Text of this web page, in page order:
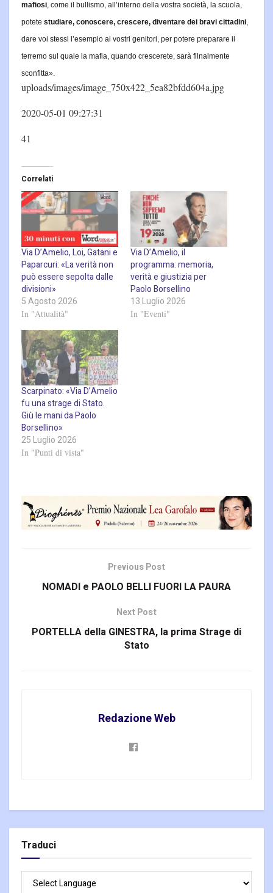
mafiosi, come il bullismo, all’interno della vostra società, la scuola,
potete studiare, conoscere, crescere, diventare dei bravi cittadini,
dare voi stessi l’esempio ai vostri genitori, per potere preparare il
terremo sul quale la mafia, quando crescerete, sarà filnalmente
sconfitta».
uploads/images/image_750x422_5ea82bfdd604a.jpg
2020-05-01 09:27:31
41
Correlati
Via D’Amelio, Loi, Gatani e
Paparcuri: «La verità non
può essere sepolta dalle
divisioni»
5 Agosto 2026
In "Attualità"
Via D’Amelio, il
programma: memoria,
verità e giustizia per
Paolo Borsellino
13 Luglio 2026
In "Eventi"
Scarpinato: «Via D’Amelio
fu una strage di Stato.
Giù le mani da Paolo
Borsellino»
25 Luglio 2026
In "Punti di vista"
Previous Post
NOMADI e PAOLO BELLI FUORI LA PAURA
Next Post
PORTELLA della GINESTRA, la prima Strage di
Stato
Redazione Web
Traduci